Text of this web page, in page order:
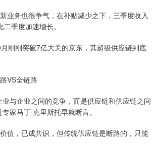
业务也很争气，在补贴减少之下，三季度收入
季度加速增长。
刚刚突破7亿大关的京东，其超级供应链到底
VS全链路
业与企业之间的竞争，而是供应链和供应链之间
家马丁·克里斯托早就断言。
值，已成共识，但传统供应链是断路的，只能